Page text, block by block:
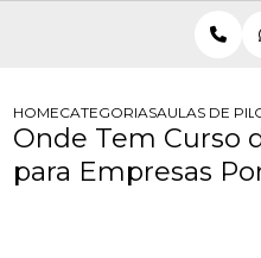
HOMECATEGORIASAULAS DE
Onde Tem Curso
para Empresas